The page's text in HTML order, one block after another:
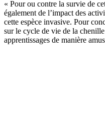
« Pour ou contre la survie de
également de l’impact des
cette espèce invasive. Pour
sur le cycle de vie de la
apprentissages de manière